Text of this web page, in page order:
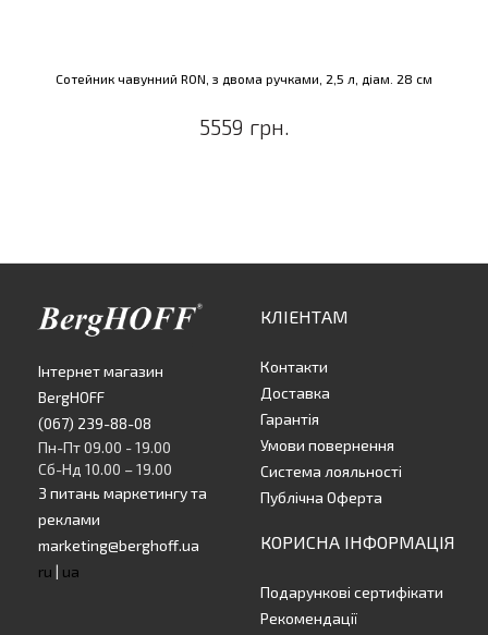
Сотейник чавунний RON, з двома ручками, 2,5 л, діам. 28 см
5559 грн.
Інтернет магазин
BergHOFF
(067) 239-88-08
Пн-Пт 09.00 - 19.00
Сб-Нд 10.00 – 19.00
З питань маркетингу та
реклами
marketing@berghoff.ua
ru | ua
КЛІЕНТАМ
Контакти
Доставка
Гарантія
Умови повернення
Система лояльності
Публічна Оферта
КОРИСНА ІНФОРМАЦІЯ
Подарункові сертифікати
Рекомендації